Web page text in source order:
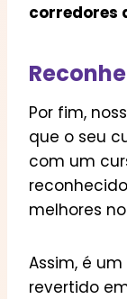
corredores
Por fim,
que o seu
com um
melhores
Assim, é um
revertido